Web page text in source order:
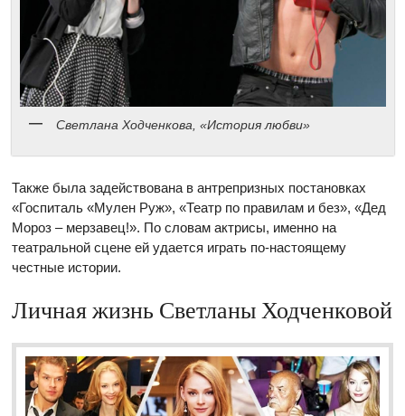
Светлана Ходченкова, «История любви»
Также была задействована в антрепризных постановках
«Госпиталь «Мулен Руж», «Театр по правилам и без», «Дед
Мороз – мерзавец!». По словам актрисы, именно на
театральной сцене ей удается играть по-настоящему
честные истории.
Личная жизнь Светланы Ходченковой